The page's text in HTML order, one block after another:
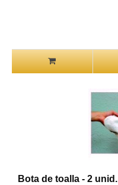
Bota de toalla - 2 unid.